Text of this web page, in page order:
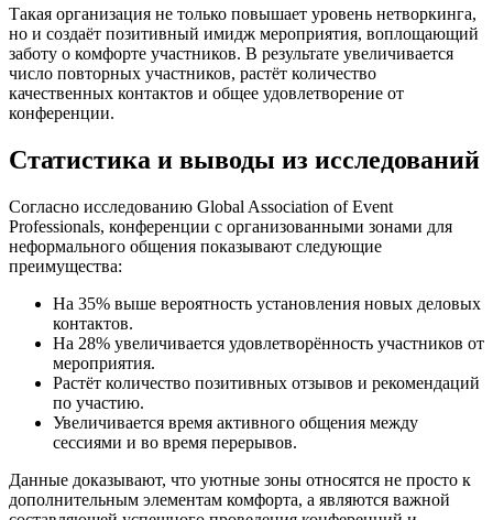
Такая организация не только повышает уровень нетворкинга,
но и создаёт позитивный имидж мероприятия, воплощающий
заботу о комфорте участников. В результате увеличивается
число повторных участников, растёт количество
качественных контактов и общее удовлетворение от
конференции.
Статистика и выводы из исследований
Согласно исследованию Global Association of Event
Professionals, конференции с организованными зонами для
неформального общения показывают следующие
преимущества:
На 35% выше вероятность установления новых деловых
контактов.
На 28% увеличивается удовлетворённость участников от
мероприятия.
Растёт количество позитивных отзывов и рекомендаций
по участию.
Увеличивается время активного общения между
сессиями и во время перерывов.
Данные доказывают, что уютные зоны относятся не просто к
дополнительным элементам комфорта, а являются важной